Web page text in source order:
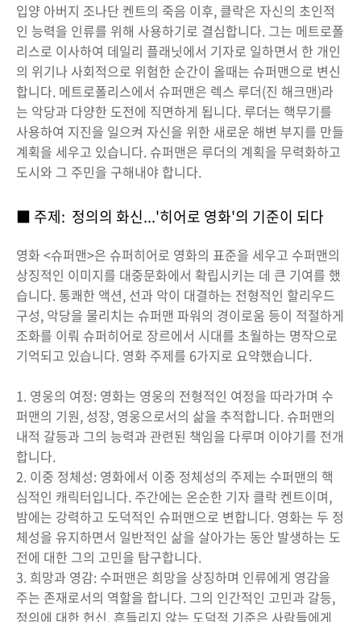
입양 아버지 조나단 켄트의 죽음 이후, 클락은 자신의 초인적
인 능력을 인류를 위해 사용하기로 결심합니다. 그는 메트로폴
리스로 이사하여 데일리 플래닛에서 기자로 일하면서 한 개인
의 위기나 사회적으로 위험한 순간이 올때는 슈퍼맨으로 변신
합니다. 메트로폴리스에서 슈퍼맨은 렉스 루더(진 해크맨)라
는 악당과 다양한 도전에 직면하게 됩니다. 루더는 핵무기를
사용하여 지진을 일으켜 자신을 위한 새로운 해변 부지를 만들
계획을 세우고 있습니다. 슈퍼맨은 루더의 계획을 무력화하고
도시와 그 주민을 구해내야 합니다.
■ 주제: 정의의 화신...'히어로 영화'의 기준이 되다
영화 <슈퍼맨>은 슈퍼히어로 영화의 표준을 세우고 수퍼맨의
상징적인 이미지를 대중문화에서 확립시키는 데 큰 기여를 했
습니다. 통쾌한 액션, 선과 악이 대결하는 전형적인 할리우드
구성, 악당을 물리치는 슈퍼맨 파워의 경이로움 등이 적절하게
조화를 이뤄 슈퍼히어로 장르에서 시대를 초월하는 명작으로
기억되고 있습니다. 영화 주제를 6가지로 요약했습니다.
1. 영웅의 여정: 영화는 영웅의 전형적인 여정을 따라가며 수
퍼맨의 기원, 성장, 영웅으로서의 삶을 추적합니다. 슈퍼맨의
내적 갈등과 그의 능력과 관련된 책임을 다루며 이야기를 전개
합니다.
2. 이중 정체성: 영화에서 이중 정체성의 주제는 수퍼맨의 핵
심적인 캐릭터입니다. 주간에는 온순한 기자 클락 켄트이며,
밤에는 강력하고 도덕적인 슈퍼맨으로 변합니다. 영화는 두 정
체성을 유지하면서 일반적인 삶을 살아가는 동안 발생하는 도
전에 대한 그의 고민을 탐구합니다.
3. 희망과 영감: 수퍼맨은 희망을 상징하며 인류에게 영감을
주는 존재로서의 역할을 합니다. 그의 인간적인 고민과 갈등,
정의에 대한 헌신, 흔들리지 않는 도덕적 기준은 사람들에게